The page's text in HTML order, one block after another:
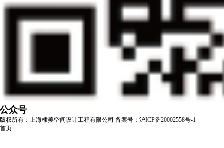
公众号
版权所有：上海棣美空间设计工程有限公司 备案号：沪ICP备20002558号-1
首页